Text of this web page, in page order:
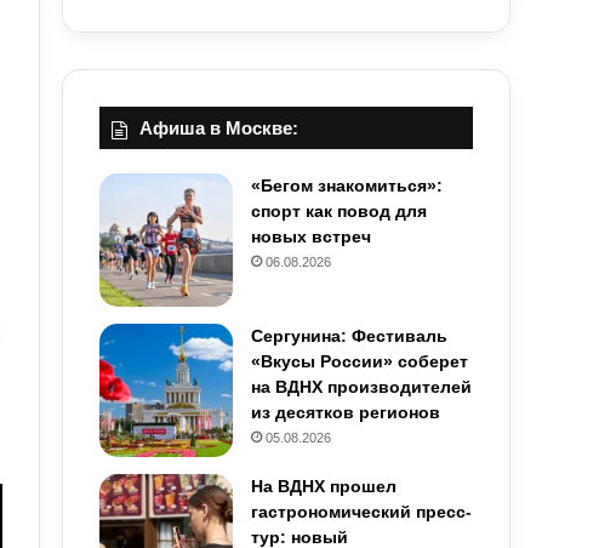
Афиша в Москве:
«Бегом знакомиться»:
спорт как повод для
новых встреч
06.08.2026
Сергунина: Фестиваль
«Вкусы России» соберет
на ВДНХ производителей
из десятков регионов
05.08.2026
На ВДНХ прошел
гастрономический пресс-
тур: новый